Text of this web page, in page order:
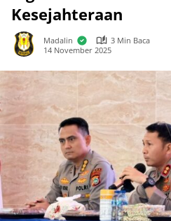
Kesejahteraan
Madalin
3 Min Baca
14 November 2025